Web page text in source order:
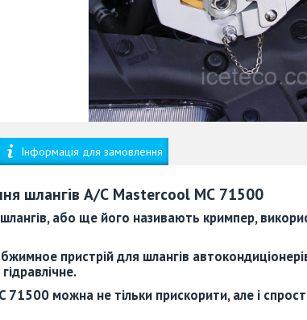
Інформація для замовлення
шлангів А/С Mastercool МС 71500
або ще його називають кримпер,
пристрій для шлангів
можна не тільки прискорити, але і